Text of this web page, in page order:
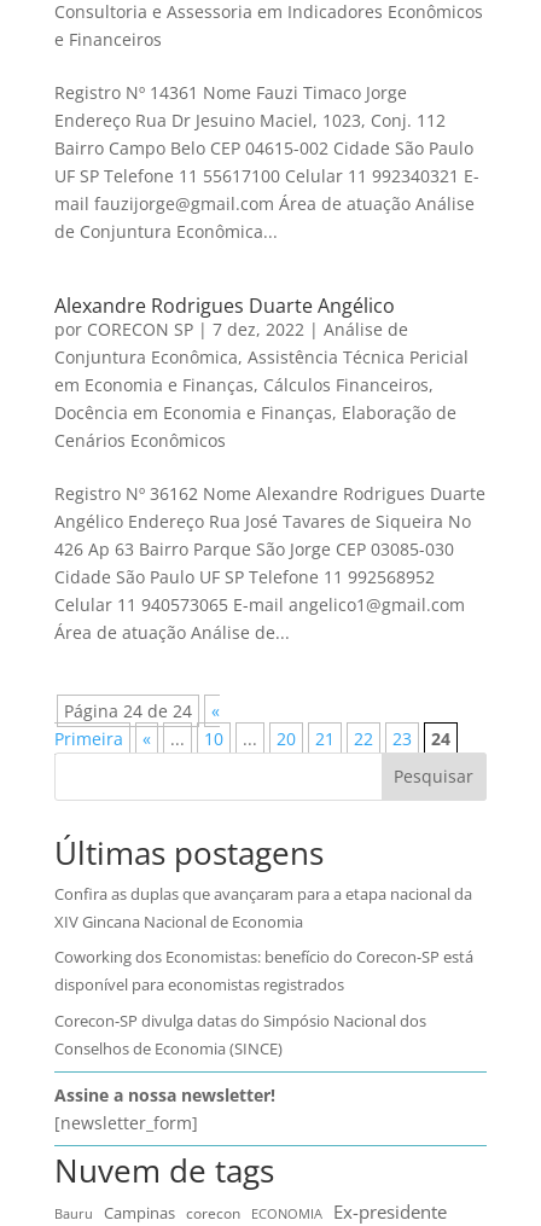
Consultoria e Assessoria em Indicadores Econômicos
e Financeiros
Registro Nº 14361 Nome Fauzi Timaco Jorge
Endereço Rua Dr Jesuino Maciel, 1023, Conj. 112
Bairro Campo Belo CEP 04615-002 Cidade São Paulo
UF SP Telefone 11 55617100 Celular 11 992340321 E-
mail fauzijorge@gmail.com Área de atuação Análise
de Conjuntura Econômica...
Alexandre Rodrigues Duarte Angélico
por CORECON SP| 7 dez, 2022 | Análise de
Conjuntura Econômica, Assistência Técnica Pericial
em Economia e Finanças, Cálculos Financeiros,
Docência em Economia e Finanças, Elaboração de
Cenários Econômicos
Registro Nº 36162 Nome Alexandre Rodrigues Duarte
Angélico Endereço Rua José Tavares de Siqueira No
426 Ap 63 Bairro Parque São Jorge CEP 03085-030
Cidade São Paulo UF SP Telefone 11 992568952
Celular 11 940573065 E-mail angelico1@gmail.com
Área de atuação Análise de...
Página 24 de 24
«
Primeira
« ... 10 ... 20 21 22 23
24
Pesquisar
Últimas postagens
Confira as duplas que avançaram para a etapa nacional da
XIV Gincana Nacional de Economia
Coworking dos Economistas: benefício do Corecon-SP está
disponível para economistas registrados
Corecon-SP divulga datas do Simpósio Nacional dos
Conselhos de Economia (SINCE)
Assine a nossa newsletter!
[newsletter_form]
Nuvem de tags
Bauru Campinas corecon ECONOMIA Ex-presidente